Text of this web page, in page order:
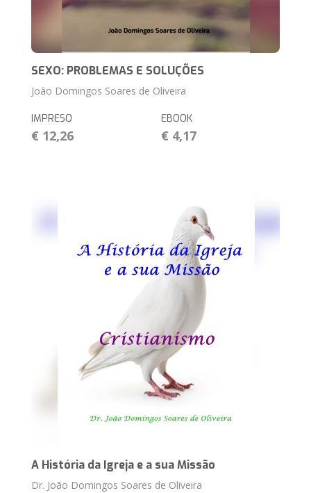
SEXO: PROBLEMAS E SOLUÇÕES
João Domingos Soares de Oliveira
IMPRESO
€ 12,26
EBOOK
€ 4,17
A História da Igreja e a sua Missão
Dr. João Domingos Soares de Oliveira